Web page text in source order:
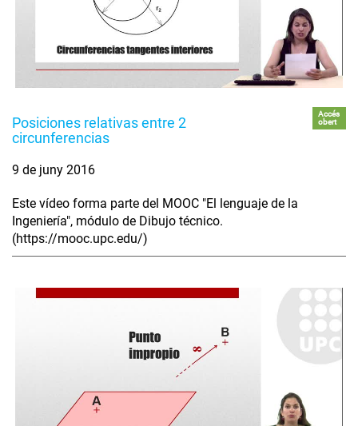
Posiciones relativas entre 2
circunferencias
Accés
obert
9 de juny 2016
Este vídeo forma parte del MOOC "El lenguaje de la
Ingeniería", módulo de Dibujo técnico.
(https://mooc.upc.edu/)